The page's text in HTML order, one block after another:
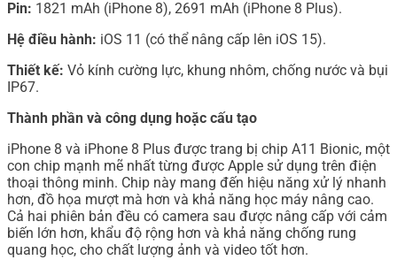
Pin: 1821 mAh (iPhone 8), 2691 mAh (iPhone 8 Plus).
Hệ điều hành: iOS 11 (có thể nâng cấp lên iOS 15).
Thiết kế: Vỏ kính cường lực, khung nhôm, chống nước và bụi
IP67.
Thành phần và công dụng hoặc cấu tạo
iPhone 8 và iPhone 8 Plus được trang bị chip A11 Bionic, một
con chip mạnh mẽ nhất từng được Apple sử dụng trên điện
thoại thông minh. Chip này mang đến hiệu năng xử lý nhanh
hơn, đồ họa mượt mà hơn và khả năng học máy nâng cao.
Cả hai phiên bản đều có camera sau được nâng cấp với cảm
biến lớn hơn, khẩu độ rộng hơn và khả năng chống rung
quang học, cho chất lượng ảnh và video tốt hơn.